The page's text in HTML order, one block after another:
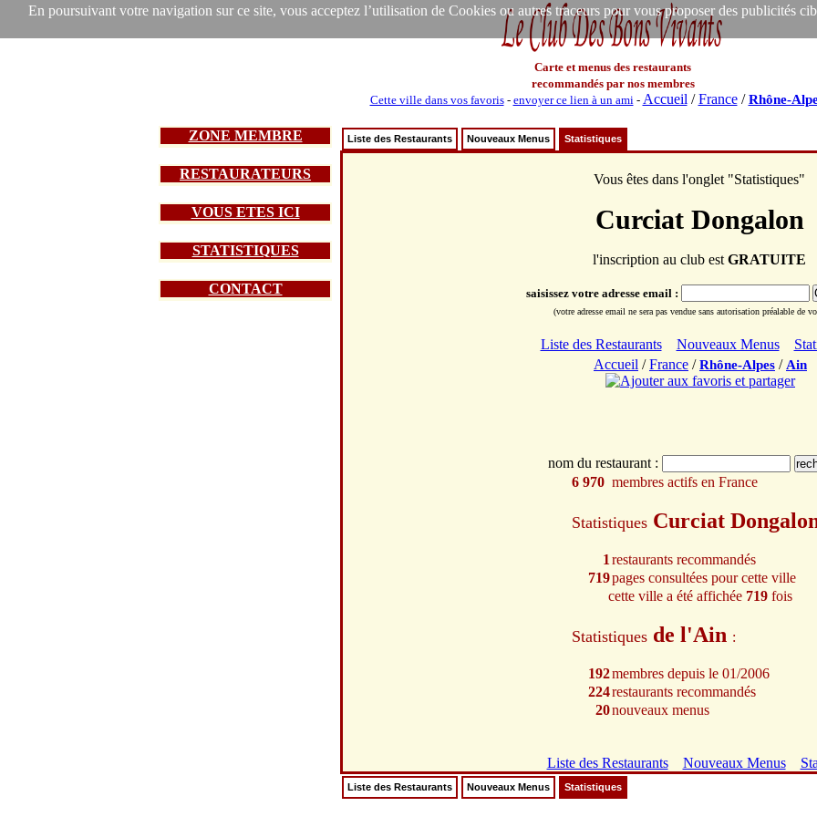
En poursuivant votre navigation sur ce site, vous acceptez l’utilisation de Cookies ou autres traceurs pour vous proposer des publicités
Carte et menus des restaurants
recommandés par nos membres
Cette ville dans vos favoris- envoyer ce lien à un ami- Accueil /France/Rhône-
ZONE MEMBRE
RESTAURATEURS
VOUS ETES ICI
STATISTIQUES
CONTACT
Liste des Restaurants Nouveaux Menus Statistiques
Vous êtes dans l'onglet "Statistiques"
Curciat Dongalon
l'inscription au club est GRATUITE
saisissez votre adresse email :
(votre adresse email ne sera pas vendue sans autorisation préalable de
Liste des Restaurants Nouveaux Menus
Accueil /France /Rhône-Alpes / Ain
nom du restaurant :
6 970 membres actifs en France
Statistiques Curciat
1 restaurants recommandés
719pages consultées pour cette ville
cette ville a été affichée 719 fois
Statistiques de l'Ain :
192membres depuis le 01/2006
224restaurants recommandés
20nouveaux menus
Liste des Restaurants Nouveaux Menus
Liste des Restaurants Nouveaux Menus Statistiques